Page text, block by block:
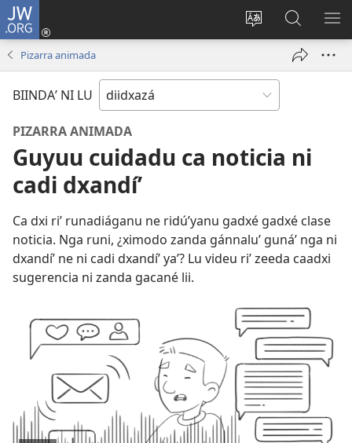
JW.ORG
Bichaa
página
Bizulú
sesión
window)
Biyubi
JW.ORG
RA
Pizarra animada
BIINDAʼ NI LU
PIZARRA ANIMADA
Guyuu cuidadu ca noticia ni
cadi dxandíʼ
Ca dxi riʼ runadiáganu ne ridúʼyanu gadxé gadxé clase
noticia. Nga runi, ¿ximodo zanda gánnaluʼ gunáʼ nga ni
dxandíʼ ne ni cadi dxandíʼ yaʼ? Lu videu riʼ zeeda caadxi
sugerencia ni zanda gacané lii.